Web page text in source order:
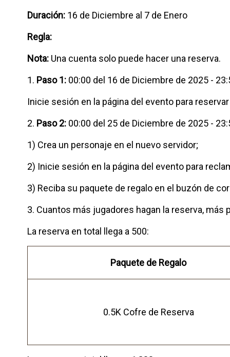
Duración: 16 de Diciembre al 7 de Enero
Regla:
Nota: Una cuenta solo puede hacer una reserva.
1. Paso 1: 00:00 del 16 de Diciembre de 2025 -
Inicie sesión en la página del evento para
2. Paso 2: 00:00 del 25 de Diciembre de 2025 -
1) Crea un personaje en el nuevo servidor;
2) Inicie sesión en la página del evento para
3) Reciba su paquete de regalo en el buzón de
3. Cuantos más jugadores hagan la reserva,
La reserva en total llega a 500:
Paquete de Regalo
0.5K Cofre de Reserva